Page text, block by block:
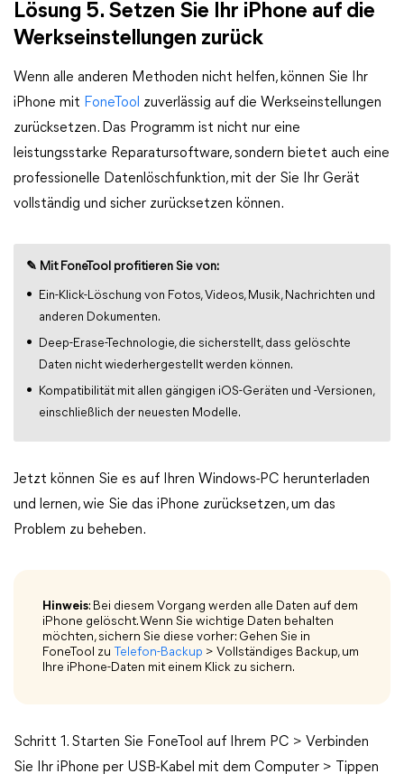
Lösung 5. Setzen Sie Ihr iPhone auf die
Werkseinstellungen zurück
Wenn alle anderen Methoden nicht helfen, können Sie Ihr
iPhone mit FoneTool zuverlässig auf die Werkseinstellungen
zurücksetzen. Das Programm ist nicht nur eine
leistungsstarke Reparatursoftware, sondern bietet auch eine
professionelle Datenlöschfunktion, mit der Sie Ihr Gerät
vollständig und sicher zurücksetzen können.
✎ Mit FoneTool profitieren Sie von:
Ein-Klick-Löschung von Fotos, Videos, Musik, Nachrichten und
anderen Dokumenten.
Deep-Erase-Technologie, die sicherstellt, dass gelöschte
Daten nicht wiederhergestellt werden können.
Kompatibilität mit allen gängigen iOS-Geräten und -Versionen,
einschließlich der neuesten Modelle.
Jetzt können Sie es auf Ihren Windows-PC herunterladen
und lernen, wie Sie das iPhone zurücksetzen, um das
Problem zu beheben.
Hinweis: Bei diesem Vorgang werden alle Daten auf dem
iPhone gelöscht. Wenn Sie wichtige Daten behalten
möchten, sichern Sie diese vorher: Gehen Sie in
FoneTool zu Telefon-Backup > Vollständiges Backup, um
Ihre iPhone-Daten mit einem Klick zu sichern.
Schritt 1. Starten Sie FoneTool auf Ihrem PC > Verbinden
Sie Ihr iPhone per USB-Kabel mit dem Computer > Tippen